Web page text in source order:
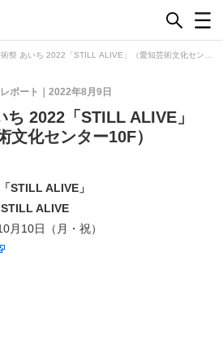
術祭 あいち 2022「STILL ALIVE」（愛知芸術文化センタ
2022年8月9日
ポート
ち 2022「STILL ALIVE」
文化センター10F）
STILL ALIVE」
ALIVE
月10日（月・祝）